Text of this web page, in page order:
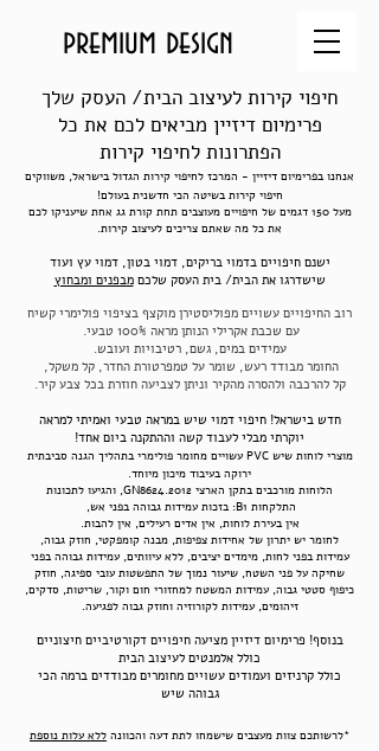
premium design
חיפוי קירות לעיצוב הבית/ העסק שלך
פרימיום דיזיין מביאים לכם את כל
הפתרונות לחיפוי קירות
אנחנו בפרימיום דיזיין - המרכז לחיפוי קירות הגדול בישראל, משווקים
חיפוי קירות בשיטה הכי חדשנית בעולם!
מעל 150 דגמים של חיפויים מעוצבים תחת קורת גג אחת שיעניקו לכם
את כל מה שאתם צריכים לעיצוב קירות.
ישנם חיפויים בדמוי בריקים, דמוי בטון, דמוי עץ ועוד
שישדרגו את הבית/ בית העסק שלכםמבפנים ומבחוץ
רוב החיפויים עשויים מפוליסטירן מוקצף בציפוי פולימרי קשיח
עם שכבת אקרילי הנותן מראה 100% טבעי.
עמידים במים, גשם, רטיבויות ועובש.
החומר מבודד רעש, שומר על טמפרטורת החדר, קל משקל,
קל להרכבה ולהסרה מהקיר וניתן לצביעה חוזרת בכל צבע קיר.
חדש בישראל!חיפוי דמוי שיש במראה טבעי ואמיתי למראה
יוקרתי מבלי לעבוד קשה וההתקנה ביום אחד!
מוצרי לוחות שיש PVC עשויים מחומר פולימרי בתהליך הגנה סביבתית
ירוקה בעיבוד מיכון מיוחד.
הלוחות מורכבים בתקן הארצי GN8624.2012, והגיעו לתכונות
התלקחות B1: בזכות עמידות גבוהה בפני אש,
אין בעירת לוחות, אין אדים רעילים, אין להבות.
לחומר יש יתרון של אחידות צפיפות, מבנה קומפקטי, חוזק גבוה,
עמידות בפני לחות, מימדים יציבים, ללא עיוותים, עמידות גבוהה בפני
שחיקה על פני השטח, שיעור נמוך של התפשטות עובי ספיגה, חוזק
כיפוף סטטי גבוה, עמידות המשטח למחזורי חום וקור, שריטות, סדקים,
זיהומים, עמידות לקורוזיה וחוזק גבוה לפגיעה.
בנוסף! פרימיום דיזיין מציעה חיפויים דקורטיביים חיצוניים
כולל אלמנטים לעיצוב הבית
כולל קרניזים ועמודים עשויים מחומרים מבודדים ברמה הכי
גבוהה שיש
*לרשותכם צוות מעצבים שישמחו לתת דעה והכוונה ללא עלות נוספת